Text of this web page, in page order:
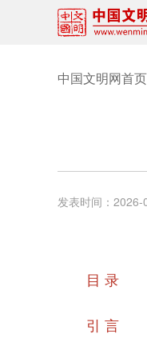
中国文明网首页
发表时间： 2026-
目 录
引 言